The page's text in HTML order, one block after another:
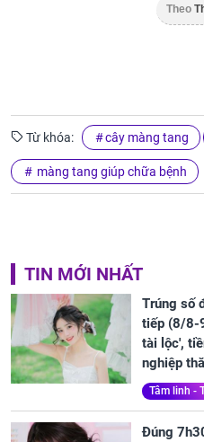
Theo
Từ khóa: cây màng tang
màng tang giúp chữa bệnh
TIN MỚI NHẤT
Trúng số
tiếp (8/8-
tài lộc',
nghiệp
Tâm linh -
Đúng